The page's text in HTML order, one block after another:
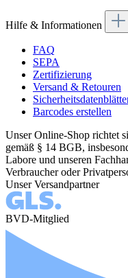
Hilfe & Informationen
FAQ
SEPA
Zertifizierung
Versand & Retouren
Barcodes erstellen
Unser Online-Shop richtet
gemäß § 14 BGB,
Labore und unseren
Verbraucher oder
Unser Versandpartner
BVD-Mitglied